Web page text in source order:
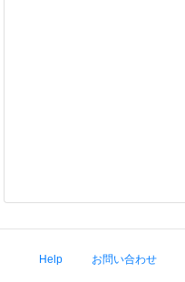
Help お問い合わせ